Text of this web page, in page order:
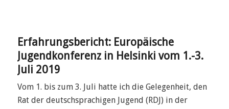
Erfahrungsbericht: Europäische
Jugendkonferenz in Helsinki vom 1.-3.
Juli 2019
Vom 1. bis zum 3. Juli hatte ich die Gelegenheit, den
Rat der deutschsprachigen Jugend (RDJ) in der